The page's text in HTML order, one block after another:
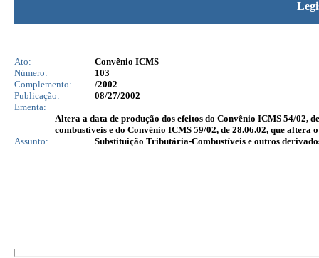
Ato:
Convênio ICMS
Número:
103
Complemento:
/2002
Publicação:
08/27/2002
Ementa:
Altera a data de produção dos efeitos do Convênio ICMS 54/02,
combustíveis e do Convênio ICMS 59/02, de 28.06.02, que altera
Assunto:
Substituição Tributária-Combustíveis e outros